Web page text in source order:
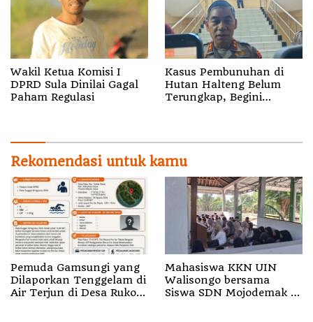
Wakil Ketua Komisi I
DPRD Sula Dinilai Gagal
Paham Regulasi
Kasus Pembunuhan di
Hutan Halteng Belum
Terungkap, Begini
Rekomendasi untuk kamu
Pemuda Gamsungi yang
Dilaporkan Tenggelam di
Air Terjun di Desa Ruko
Mahasiswa KKN UIN
Walisongo bersama
Siswa SDN Mojodemak 3